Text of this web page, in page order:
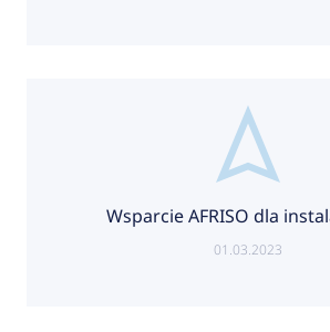
Wsparcie AFRISO dla
01.03.2023